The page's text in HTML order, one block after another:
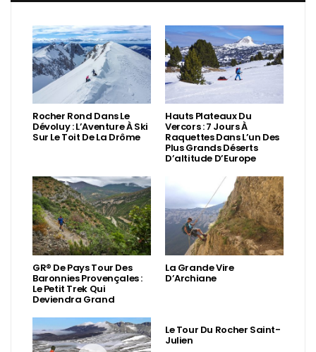
Rocher Rond Dans Le
Dévoluy : L’Aventure À Ski
Sur Le Toit De La Drôme
Hauts Plateaux Du
Vercors : 7 Jours À
Raquettes Dans L’un Des
Plus Grands Déserts
D’altitude D’Europe
GR® De Pays Tour Des
Baronnies Provençales :
Le Petit Trek Qui
Deviendra Grand
La Grande Vire
D’Archiane
Le Tour Du Rocher Saint-
Julien